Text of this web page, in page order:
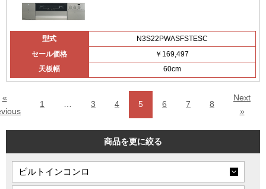
型式
N3S22PWASFSTESC
セール価格
￥169,497
天板幅
60cm
«
1 … 3 4 5 6 7 8
Next
»
商品を更に絞る